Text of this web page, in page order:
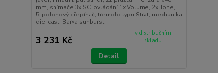
mm, snímače 3x SC, ovládání 1x Volume, 2x Tone,
5-polohový přepínač, tremolo typu Strat, mechanika
die-cast. Barva sunburst.
3 231 Kč
v distribučním
skladu
Detail